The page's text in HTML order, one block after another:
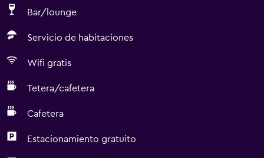
Bar/lounge
Servicio de habitaciones
Wifi gratis
Tetera/cafetera
Cafetera
Estacionamiento gratuito